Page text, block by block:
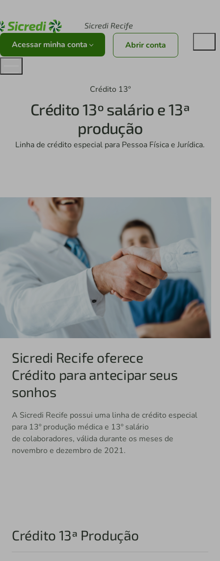
Sicredi Recife
Acessar minha conta Abrir conta
Crédito 13º
Crédito 13º salário e 13ª
produção
Linha de crédito especial para Pessoa Física e Jurídica.
Sicredi Recife oferece
Crédito para antecipar seus
sonhos
A Sicredi Recife possui uma linha de crédito especial
para 13º produção médica e 13º salário
de colaboradores, válida durante os meses de
novembro e dezembro de 2021.
Crédito 13ª Produção